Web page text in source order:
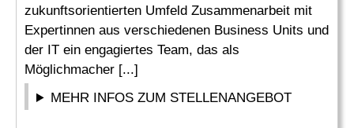
zukunftsorientierten Umfeld Zusammenarbeit mit
Expertinnen aus verschiedenen Business Units und
der IT ein engagiertes Team, das als
Möglichmacher [...]
MEHR INFOS ZUM STELLENANGEBOT